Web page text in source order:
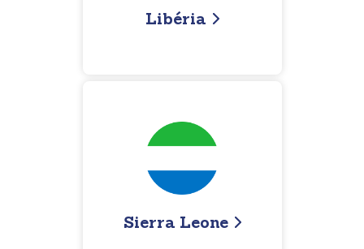
Libéria
Sierra Leone